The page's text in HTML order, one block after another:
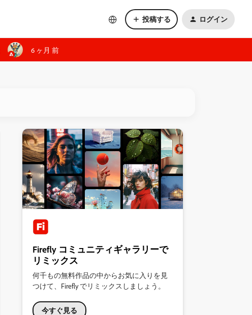
投稿する ログイン
6 ヶ月 前
Firefly コミュニティギャラリーで
リミックス
何千もの無料作品の中からお気に入りを見
つけて、Firefly でリミックスしましょう。
今すぐ見る